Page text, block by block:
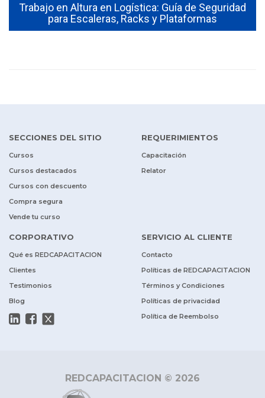
Trabajo en Altura en Logística: Guía de Seguridad
para Escaleras, Racks y Plataformas
SECCIONES DEL SITIO
Cursos
Cursos destacados
Cursos con descuento
Compra segura
Vende tu curso
REQUERIMIENTOS
Capacitación
Relator
CORPORATIVO
Qué es REDCAPACITACION
Clientes
Testimonios
Blog
SERVICIO AL CLIENTE
Contacto
Políticas de REDCAPACITACION
Términos y Condiciones
Políticas de privacidad
Política de Reembolso
REDCAPACITACION © 2026